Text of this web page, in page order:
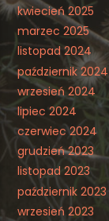
kwiecień 2025
marzec 2025
listopad 2024
październik 2024
wrzesień 2024
lipiec 2024
czerwiec 2024
grudzień 2023
listopad 2023
październik 2023
wrzesień 2023